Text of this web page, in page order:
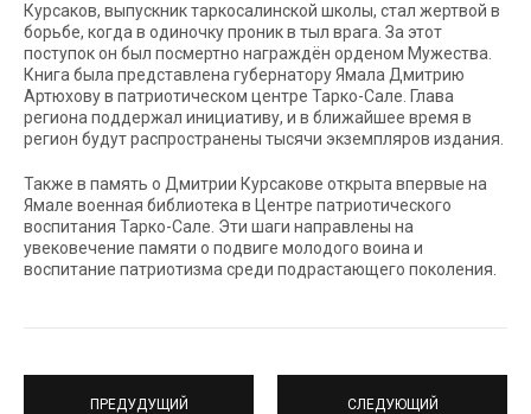
Курсаков, выпускник таркосалинской школы, стал жертвой в
борьбе, когда в одиночку проник в тыл врага. За этот
поступок он был посмертно награждён орденом Мужества.
Книга была представлена губернатору Ямала Дмитрию
Артюхову в патриотическом центре Тарко-Сале. Глава
региона поддержал инициативу, и в ближайшее время в
регион будут распространены тысячи экземпляров издания.
Также в память о Дмитрии Курсакове открыта впервые на
Ямале военная библиотека в Центре патриотического
воспитания Тарко-Сале. Эти шаги направлены на
увековечение памяти о подвиге молодого воина и
воспитание патриотизма среди подрастающего поколения.
ПРЕДУДУЩИЙ СЛЕДУЮЩИЙ